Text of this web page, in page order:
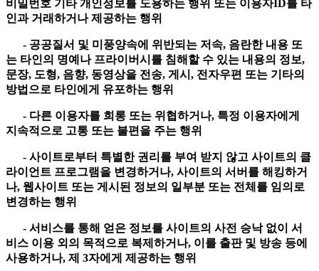
비밀번호 기타 개인정보를 도용하는 행위 또는 이용자ID를 타
인과 거래하거나 제공하는 행위
- 공공질서 및 미풍양속에 위반되는 저속, 음란한 내용 또
는 타인의 명예나 프라이버시를 침해할 수 있는 내용의 정보,
문장, 도형, 음향, 동영상을 전송, 게시, 전자우편 또는 기타의
방법으로 타인에게 유포하는 행위
- 다른 이용자를 희롱 또는 위협하거나, 특정 이용자에게
지속적으로 고통 또는 불편을 주는 행위
- 사이트로부터 특별한 권리를 부여 받지 않고 사이트의 클
라이언트 프로그램을 변경하거나, 사이트의 서버를 해킹하거
나, 웹사이트 또는 게시된 정보의 일부분 또는 전체를 임의로
변경하는 행위
- 서비스를 통해 얻은 정보를 사이트의 사전 승낙 없이 서
비스 이용 외의 목적으로 복제하거나, 이를 출판 및 방송 등에
사용하거나, 제 3자에게 제공하는 행위